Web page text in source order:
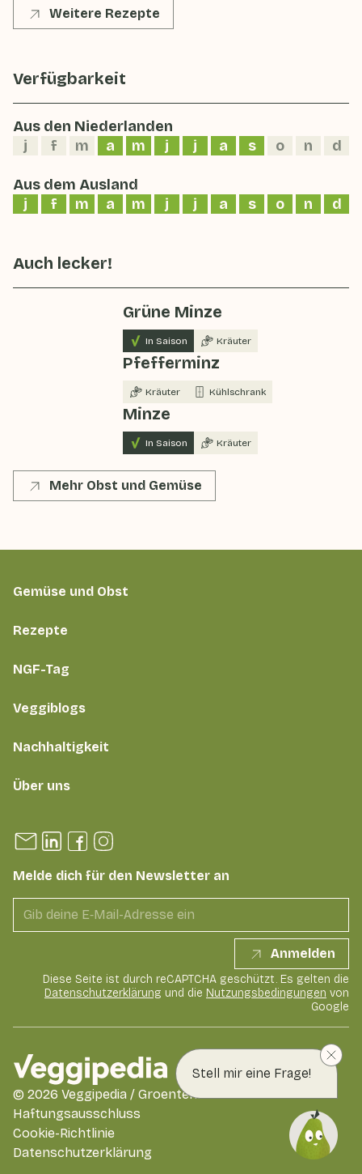
Stell mir eine Frage!
Weitere Rezepte
Verfügbarkeit
Aus den Niederlanden
j
f m a m j j a s o n d
Aus dem Ausland
j
f m a m j j a s o n d
Auch lecker!
Grüne Minze
In Saison Kräuter
Pfefferminz
Kräuter Kühlschrank
Minze
In Saison Kräuter
Mehr Obst und Gemüse
Gemüse und Obst
Rezepte
NGF-Tag
Veggiblogs
Nachhaltigkeit
Über uns
Melde dich für den Newsletter an
Anmelden
Diese Seite ist durch reCAPTCHA geschützt. Es gelten die
Datenschutzerklärung und die Nutzungsbedingungen von
Google
Haftungsausschluss
Cookie-Richtlinie
Datenschutzerklärung
© 2026 Veggipedia / GroentenFruit Huis